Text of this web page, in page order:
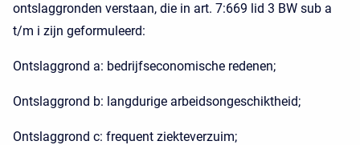
ontslaggronden verstaan, die in art. 7:669 lid 3 BW sub a
t/m i zijn geformuleerd:
Ontslaggrond a: bedrijfseconomische redenen;
Ontslaggrond b: langdurige arbeidsongeschiktheid;
Ontslaggrond c: frequent ziekteverzuim;